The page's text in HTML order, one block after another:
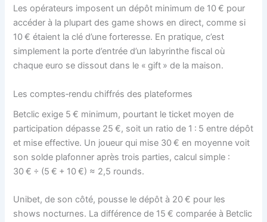
Les opérateurs imposent un dépôt minimum de 10 € pour
accéder à la plupart des game shows en direct, comme si
10 € étaient la clé d’une forteresse. En pratique, c’est
simplement la porte d’entrée d’un labyrinthe fiscal où
chaque euro se dissout dans le « gift » de la maison.
Les comptes‑rendu chiffrés des plateformes
Betclic exige 5 € minimum, pourtant le ticket moyen de
participation dépasse 25 €, soit un ratio de 1 : 5 entre dépôt
et mise effective. Un joueur qui mise 30 € en moyenne voit
son solde plafonner après trois parties, calcul simple :
30 € ÷ (5 € + 10 €) ≈ 2,5 rounds.
Unibet, de son côté, pousse le dépôt à 20 € pour les
shows nocturnes. La différence de 15 € comparée à Betclic